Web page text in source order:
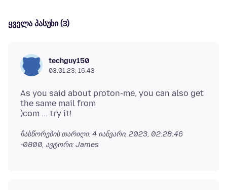
ყველა პასუხი (3)
techguy150
03.01.23, 16:43
As you said about proton-me, you can also get
the same mail from
ჩასწორების თარიღი: 4 იანვარი, 2023, 02:28:46
-0800, ავტორი: James